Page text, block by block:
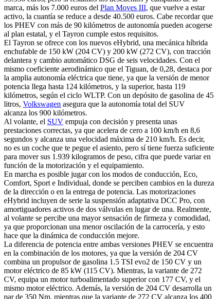
marca, más los 7.000 euros del Plan Moves III, que vuelve a estar
activo, la cuantía se reduce a desde 40.500 euros. Cabe recordar que
los PHEV con más de 90 kilómetros de autonomía pueden acogerse
al plan estatal, y el Tayron cumple estos requisitos.
El Tayron se ofrece con los nuevos eHybrid, una mecánica híbrida
enchufable de 150 kW (204 CV) y 200 kW (272 CV), con tracción
delantera y cambio automático DSG de seis velocidades. Con el
mismo coeficiente aerodinámico que el Tiguan, de 0,28, destaca por
la amplia autonomía eléctrica que tiene, ya que la versión de menor
potencia llega hasta 124 kilómetros, y la superior, hasta 119
kilómetros, según el ciclo WLTP. Con un depósito de gasolina de 45
litros, Volkswagen asegura que la autonomía total del SUV
alcanza los 900 kilómetros.
Al volante, el SUV empuja con decisión y presenta unas
prestaciones correctas, ya que acelera de cero a 100 km/h en 8,6
segundos y alcanza una velocidad máxima de 210 km/h. Es decir,
no es un coche que te pegue el asiento, pero sí tiene fuerza suficiente
para mover sus 1.939 kilogramos de peso, cifra que puede variar en
función de la motorización y el equipamiento.
En marcha es posible jugar con los modos de conducción, Eco,
Comfort, Sport e Individual, donde se perciben cambios en la dureza
de la dirección o en la entrega de potencia. Las motorizaciones
eHybrid incluyen de serie la suspensión adaptativa DCC Pro, con
amortiguadores activos de dos válvulas en lugar de una. Realmente,
al volante se percibe una mayor sensación de firmeza y comodidad,
ya que proporcionan una menor oscilación de la carrocería, y esto
hace que la dinámica de conducción mejore.
La diferencia de potencia entre ambas versiones PHEV se encuentra
en la combinación de los motores, ya que la versión de 204 CV
combina un propulsor de gasolina 1.5 TSI evo2 de 150 CV y un
motor eléctrico de 85 kW (115 CV). Mientras, la variante de 272
CV, equipa un motor turboalimentado superior con 177 CV, y el
mismo motor eléctrico. Además, la versión de 204 CV desarrolla un
par de 350 Nm, mientras que la variante de 272 CV alcanza los 400